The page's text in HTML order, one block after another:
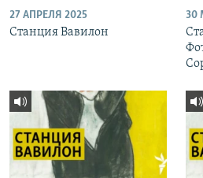
27 АПРЕЛЯ 2025
Станция Вавилон
30